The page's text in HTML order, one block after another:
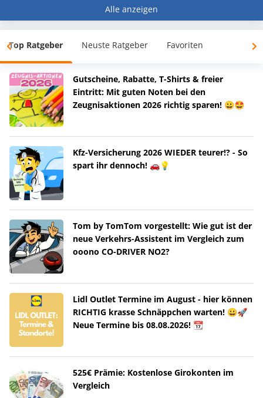
Alle anzeigen
Top Ratgeber Neuste Ratgeber Favoriten
Gutscheine, Rabatte, T-Shirts & freier
Eintritt: Mit guten Noten bei den
Zeugnisaktionen 2026 richtig sparen! 😀🤩
Kfz-Versicherung 2026 WIEDER teurer!? - So
spart ihr dennoch! 🚗💡
Tom by TomTom vorgestellt: Wie gut ist der
neue Verkehrs-Assistent im Vergleich zum
ooono CO-DRIVER NO2?
Lidl Outlet Termine im August - hier können
RICHTIG krasse Schnäppchen warten! 😀🚀
Neue Termine bis 08.08.2026! 📆
525€ Prämie: Kostenlose Girokonten im
Vergleich